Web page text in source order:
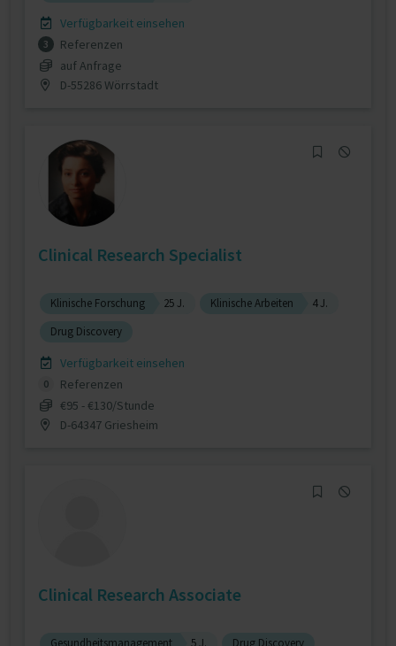
Verfügbarkeit einsehen
3
Referenzen
auf Anfrage
D-55286 Wörrstadt
Clinical Research Specialist
Klinische Forschung 25 J. Klinische Arbeiten
4 J.
Drug Discovery
Verfügbarkeit einsehen
0
Referenzen
€95 - €130/Stunde
D-64347 Griesheim
Clinical Research Associate
Gesundheitsmanagement 5 J.
Drug Discovery